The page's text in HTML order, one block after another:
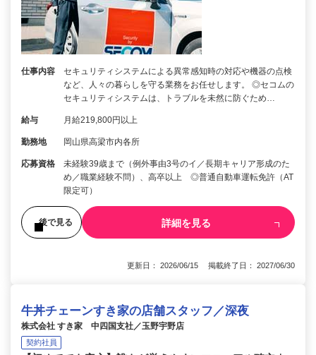
仕事内容
セキュリティシステムによる異常感知時の対応や機器の点検
など、人々の暮らしを守る業務をお任せします。 ◎セコムの
セキュリティシステムは、トラブルを未然に防ぐため…
給与 月給219,800円以上
勤務地 岡山県高梁市内各所
応募資格
未経験39歳まで（例外事由3号のイ／長期キャリア形成のた
め／職業経験不問）、高卒以上 ◎普通自動車運転免許（AT
限定可）
後で見る 詳細を見る
更新日： 2026/06/15 掲載終了日： 2027/06/30
牛丼チェーンすき家の店舗スタッフ／深夜
株式会社 すき家 中四国支社／玉野宇野店
契約社員